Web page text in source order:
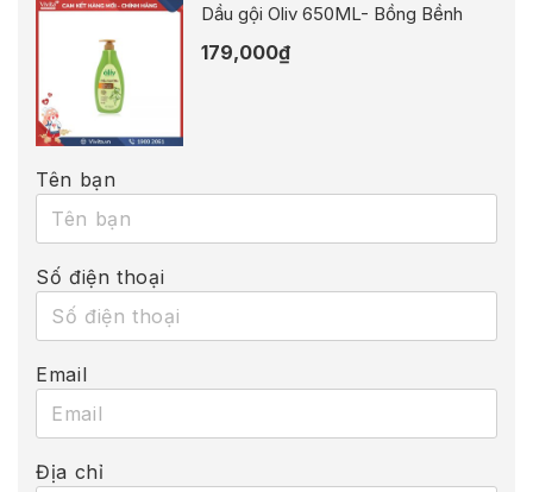
Dầu gội Oliv 650ML- Bồng Bềnh
179,000₫
Tên bạn
Số điện thoại
Email
Địa chỉ